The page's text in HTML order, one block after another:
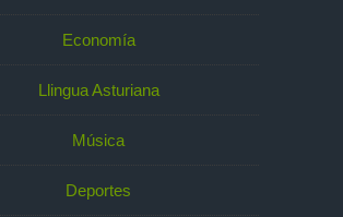
Economía
Llingua Asturiana
Música
Deportes